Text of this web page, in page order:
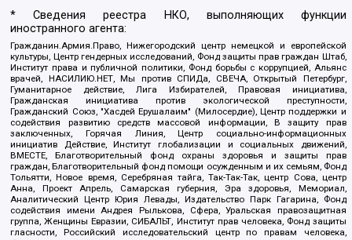
* Сведения реестра НКО, выполняющих функции
иностранного агента:
Гражданин.Армия.Право, Нижегородский центр немецкой и европейской
культуры, Центр гендерных исследований, Фонд защиты прав граждан Штаб,
Институт права и публичной политики, Фонд борьбы с коррупцией, Альянс
врачей, НАСИЛИЮ.НЕТ, Мы против СПИДа, СВЕЧА, Открытый Петербург,
Гуманитарное действие, Лига Избирателей, Правовая инициатива,
Гражданская инициатива против экологической преступности,
Гражданский Союз, "Хасдей Ерушалаим" (Милосердие), Центр поддержки и
содействия развитию средств массовой информации, В защиту прав
заключенных, Горячая Линия, Центр социально-информационных
инициатив Действие, Институт глобализации и социальных движений,
ВМЕСТЕ, Благотворительный фонд охраны здоровья и защиты прав
граждан, Благотворительный фонд помощи осужденным и их семьям, Фонд
Тольятти, Новое время, Серебряная тайга, Так-Так-Так, центр Сова, центр
Анна, Проект Апрель, Самарская губерния, Эра здоровья, Мемориал,
Аналитический Центр Юрия Левады, Издательство Парк Гагарина, Фонд
содействия имени Андрея Рылькова, Сфера, Уральская правозащитная
группа, Женщины Евразии, СИБАЛЬТ, Институт прав человека, Фонд защиты
гласности, Российский исследовательский центр по правам человека,